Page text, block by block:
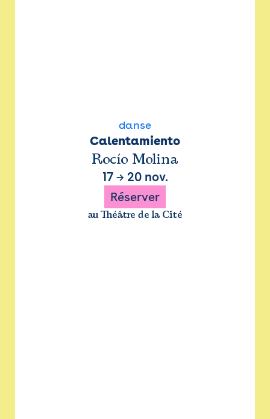
danse
Calentamiento
Rocío Molina
17→ 20 nov.
Réserver
au Théâtre de la Cité